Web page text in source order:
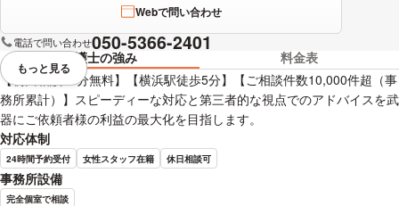
Webで問い合わせ
電話で問い合わせ050-5366-2401
弁護士の強み
料金表
【初回相談45分無料】【横浜駅徒歩5分】【ご相談件数10,000件超（事
務所累計）】スピーディーな対応と第三者的な視点でのアドバイスを武
器にご依頼者様の利益の最大化を目指します。
対応体制
24時間予約受付 女性スタッフ在籍 休日相談可
事務所設備
完全個室で相談
視覚的に省略されている要素を
もっと見る